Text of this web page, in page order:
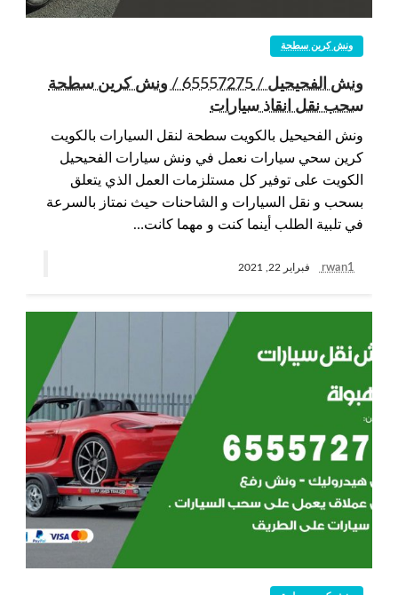
ونش كرين سطحة
ونش الفحيحيل / 65557275 / ونش كرين سطحة
سحب نقل انقاذ سيارات
ونش الفحيحيل بالكويت سطحة لنقل السيارات بالكويت
كرين سحي سيارات نعمل في ونش سيارات الفحيحيل
الكويت على توفير كل مستلزمات العمل الذي يتعلق
بسحب و نقل السيارات و الشاحنات حيث نمتاز بالسرعة
في تلبية الطلب أينما كنت و مهما كانت…
rwan1 فبراير 22, 2021